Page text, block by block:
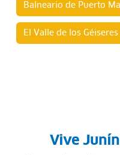
Balneario de Puerto
El Valle de los Géiseres
Vive